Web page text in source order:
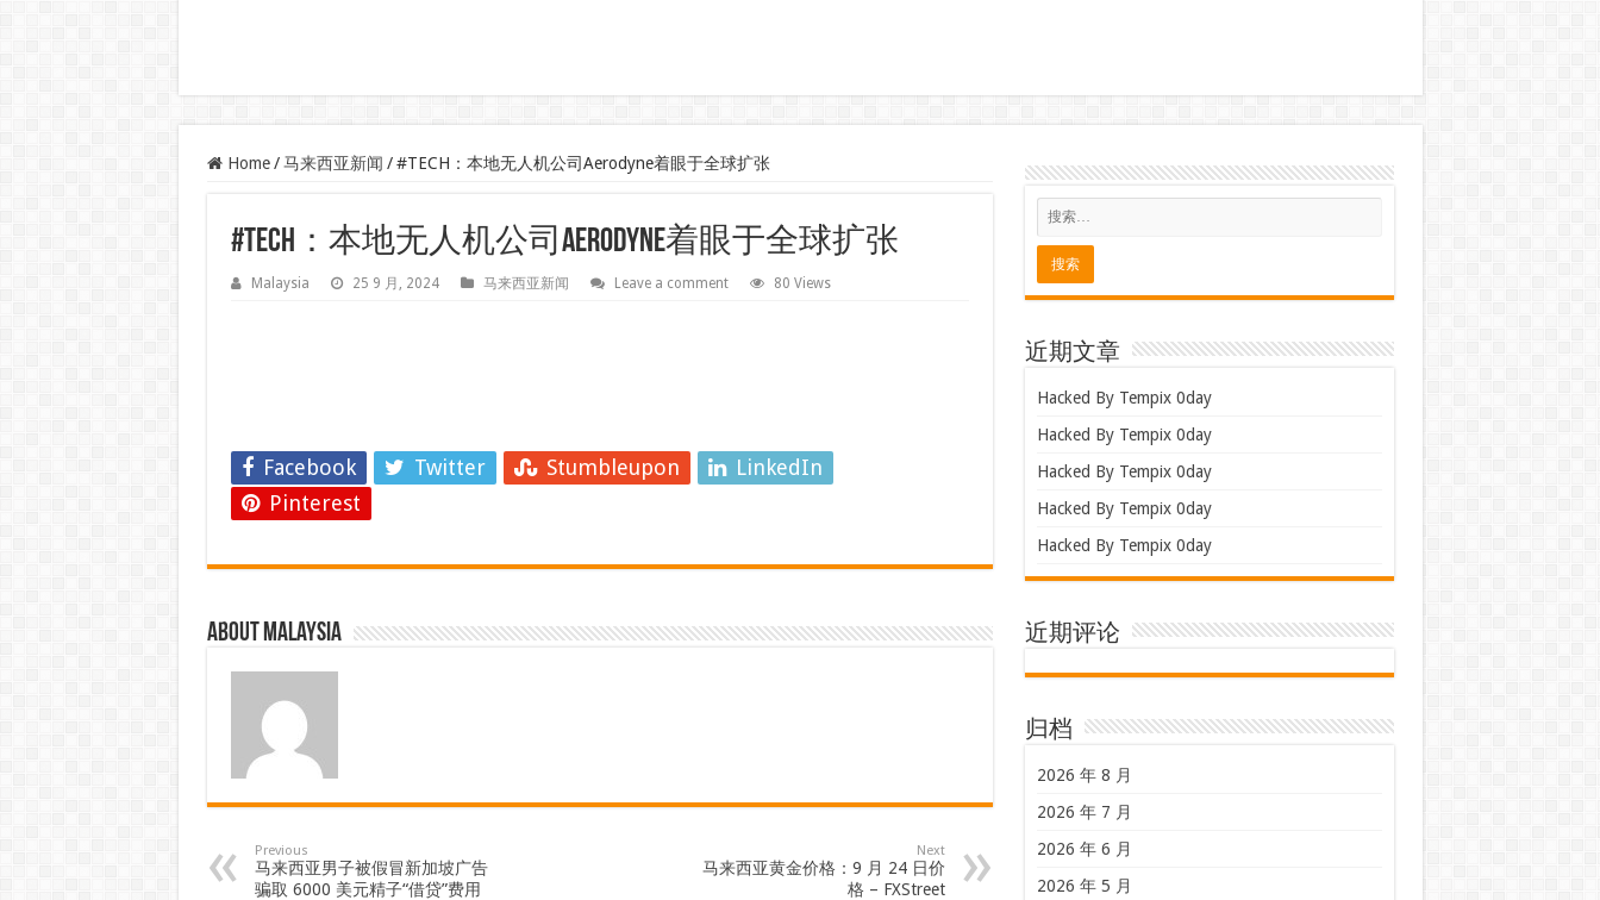
Home / 马来西亚新闻 / #TECH：本地无人机公司Aerodyne着眼于全球扩张
#TECH：本地无人机公司Aerodyne着眼于全球扩张
Malaysia 25 9 月, 2024 马来西亚新闻 Leave a comment 80 Views
Facebook Twitter Stumbleupon
LinkedIn
Pinterest
About Malaysia
Previous
马来西亚男子被假冒新加坡广告
骗取 6000 美元精子“借贷”费用
Next
马来西亚黄金价格：9 月 24 日价
格 – FXStreet
近期文章
Hacked By Tempix 0day
Hacked By Tempix 0day
Hacked By Tempix 0day
Hacked By Tempix 0day
Hacked By Tempix 0day
近期评论
归档
2026 年 8 月
2026 年 7 月
2026 年 6 月
2026 年 5 月